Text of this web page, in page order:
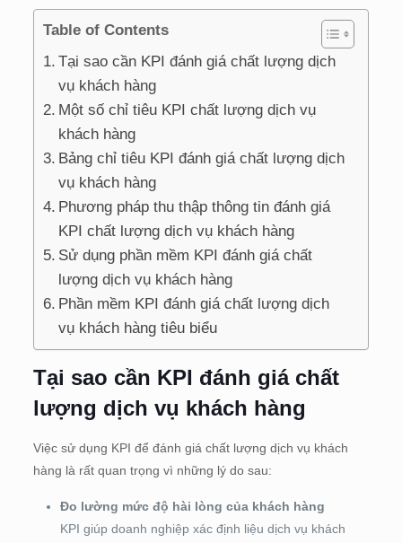
Table of Contents
Tại sao cần KPI đánh giá chất lượng dịch
vụ khách hàng
Một số chỉ tiêu KPI chất lượng dịch vụ
khách hàng
Bảng chỉ tiêu KPI đánh giá chất lượng dịch
vụ khách hàng
Phương pháp thu thập thông tin đánh giá
KPI chất lượng dịch vụ khách hàng
Sử dụng phần mềm KPI đánh giá chất
lượng dịch vụ khách hàng
Phần mềm KPI đánh giá chất lượng dịch
vụ khách hàng tiêu biểu
Tại sao cần KPI đánh giá chất
lượng dịch vụ khách hàng
Việc sử dụng KPI để đánh giá chất lượng dịch vụ khách
hàng là rất quan trọng vì những lý do sau:
Đo lường mức độ hài lòng của khách hàng
KPI giúp doanh nghiệp xác định liệu dịch vụ khách